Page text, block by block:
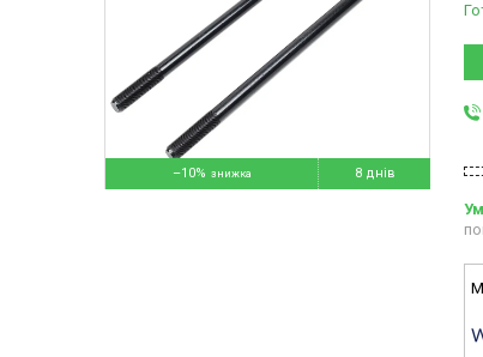
–10% 8 днів